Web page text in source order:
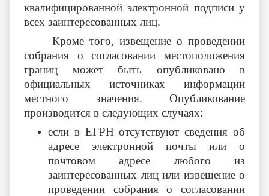
квалифицированной электронной подписи у
всех заинтересованных лиц.
Кроме того, извещение о проведении
собрания о согласовании местоположения
границ может быть опубликовано в
официальных источниках информации
местного значения. Опубликование
производится в следующих случаях:
если в ЕГРН отсутствуют сведения об
адресе электронной почты или о
почтовом адресе любого из
заинтересованных лиц или извещение о
проведении собрания о согласовании